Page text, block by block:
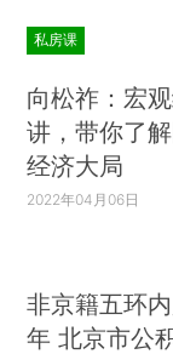
私房课
向松祚：宏
讲，带你了
经济大局
2022年04月06日
非京籍五环
年 北京市公